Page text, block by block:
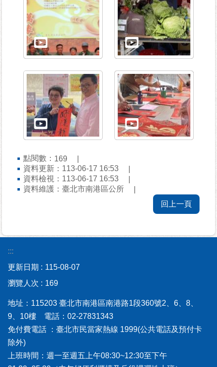
障
別
等
專
區
區
政
府
訊
公
開
點閱數： 169
資料更新：113-06-17 16:53
資料檢視：113-06-17 16:53
資料維護：臺北市南港區公所
回上一頁
:::
更新日期
115-08-07
瀏覽人次
169
地址：115203 臺北市南港區南港路1段360號2、6、8、
9、10樓 電話：02-27831343
免付費電話 ：臺北市民當家熱線 1999(公共電話及預付卡
除外)
上班時間：週一至週五上午08:30~12:30至下午